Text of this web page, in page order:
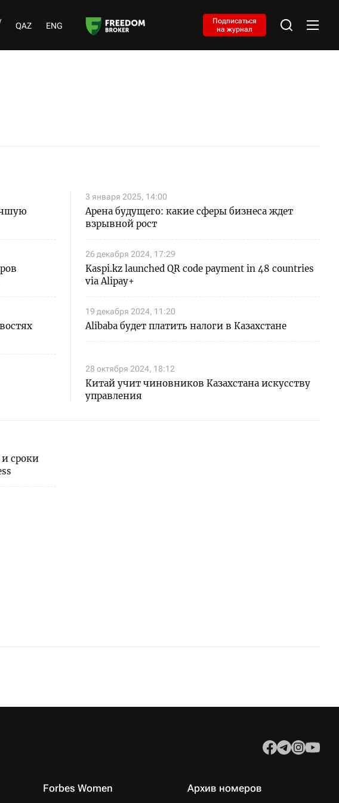
QAZ ENG
Подписаться
на журнал
3 января 2025, 14:00
Арена будущего: какие сферы бизнеса ждет
взрывной рост
26 декабря 2024, 17:29
Kaspi.kz launched QR code payment in 48 countries
via Alipay+
19 декабря 2024, 11:20
Alibaba будет платить налоги в Казахстане
28 октября 2024, 18:12
Китай учит чиновников Казахстана искусству
управления
сроки
Forbes Women Архив номеров